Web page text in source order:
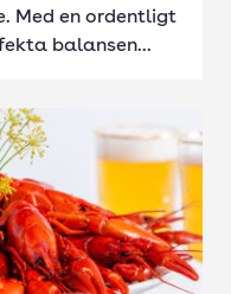
Med en ordentligt
balansen...